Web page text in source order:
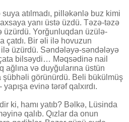
atılmadı, pilləkənlə buz kimi
yanı üstə üzdü. Təzə-təzə
üzürdü. Yorğunluqdan üzülə-
çatdı. Bir əli ilə hovuzun
ilə üzürdü. Səndələyə-səndələyə
bilsəydi… Məqsədinə nail
ağlına və duyğularına üstün
görünürdü. Beli bükülmüş
evinə tərəf qalxırdı.
ki, hamı yatıb? Bəlkə, Lüsinda
qalıb. Qızlar da onun